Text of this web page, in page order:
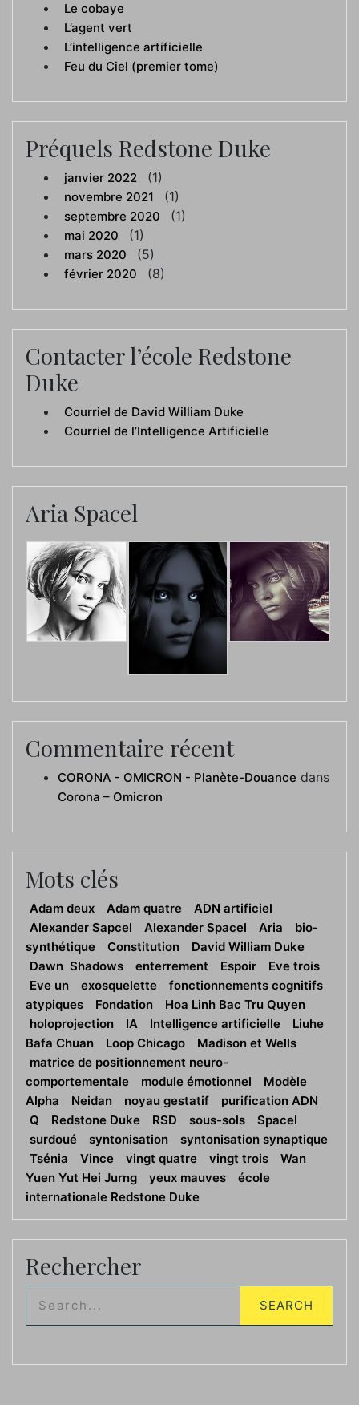
Le cobaye
L’agent vert
L’intelligence artificielle
Feu du Ciel (premier tome)
Préquels Redstone Duke
janvier 2022 (1)
novembre 2021 (1)
septembre 2020 (1)
mai 2020 (1)
mars 2020 (5)
février 2020 (8)
Contacter l’école Redstone
Duke
Courriel de David William Duke
Courriel de l’Intelligence Artificielle
Aria Spacel
Commentaire récent
CORONA - OMICRON - Planète-Douance dans
Corona – Omicron
Mots clés
Adam deux Adam quatre
ADN artificiel
Alexander Sapcel
Alexander Spacel Aria
bio-
synthétique
Constitution
David William Duke
Dawn Shadows
enterrement Espoir
Eve trois
Eve un
exosquelette
fonctionnements cognitifs
atypiques
Fondation
Hoa Linh Bac Tru Quyen
holoprojection
IA Intelligence artificielle
Liuhe
Bafa Chuan
Loop Chicago
Madison et Wells
matrice de positionnement neuro-
comportementale
module émotionnel
Modèle
Alpha
Neidan noyau gestatif
purification ADN
Q
Redstone Duke RSD sous-sols
Spacel
surdoué
syntonisation
syntonisation synaptique
Tsénia
Vince vingt quatre vingt trois
Wan
Yuen Yut Hei Jurng
yeux mauves
école
internationale Redstone Duke
Rechercher